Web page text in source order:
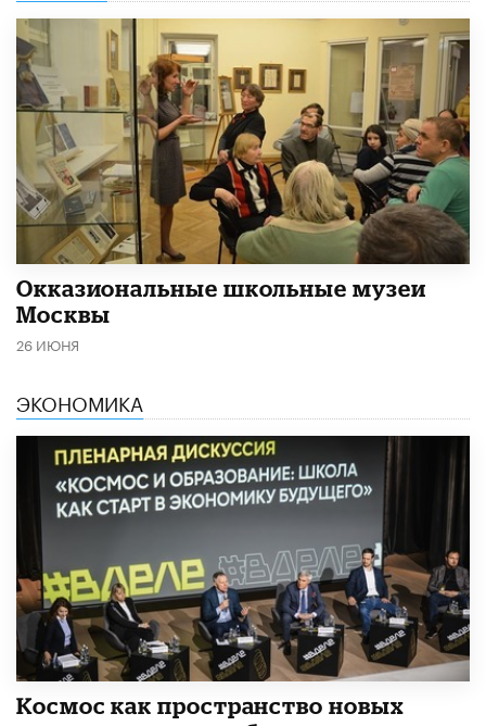
​Окказиональные школьные музеи
Москвы
26 ИЮНЯ
ЭКОНОМИКА
Космос как пространство новых